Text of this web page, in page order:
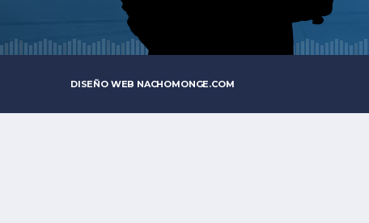
DISEÑO WEB NACHOMONGE.COM